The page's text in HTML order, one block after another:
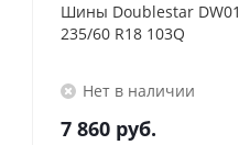
Шины Doublestar DW01
235/60 R18 103Q
Нет в наличии
7 860 руб.